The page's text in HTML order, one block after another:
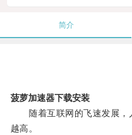
简介
菠萝加速器下载安装
随着互联网的飞速发展，
越高。